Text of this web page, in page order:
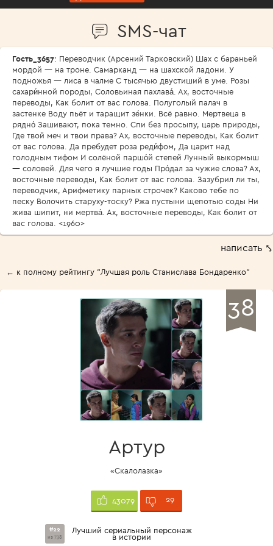
SMS-чат
Гость_3657: Переводчик (Арсений Тарковский) Шах с бараньей
мордой — на троне. Самарканд — на шахской ладони. У
подножья — лиса в чалме С тысячью двустиший в уме. Розы
сахари́нной породы, Соловьиная пахлава́. Ах, восточные
переводы, Как болит от вас голова. Полуголый палач в
застенке Воду пьёт и таращит зе́нки. Всё равно. Мертвеца в
рядно́ Зашивают, пока темно. Спи без просыпу, царь природы,
Где твой меч и твои права? Ах, восточные переводы, Как болит
от вас голова. Да пребудет роза реди́фом, Да царит над
голодным тифом И солёной паршо́й степей Лунный выкормыш
— соловей. Для чего я лучшие годы Про́дал за чужие слова? Ах,
восточные переводы, Как болит от вас голова. Зазубрил ли ты,
переводчик, Арифметику парных строчек? Каково тебе по
песку Волочить старуху-тоску? Ржа пустыни щепотью соды Ни
жива шипит, ни мертва́. Ах, восточные переводы, Как болит от
вас голова. <1960>
написать ⤣
← к полному рейтингу "Лучшая роль Станислава Бондаренко"
38
Артур
«Скалолазка»
43079 29
#22
из 738
Лучший сериальный персонаж
в истории